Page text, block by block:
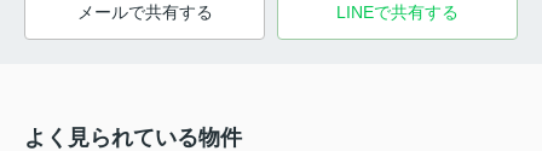
メールで共有する LINEで共有する
よく見られている物件